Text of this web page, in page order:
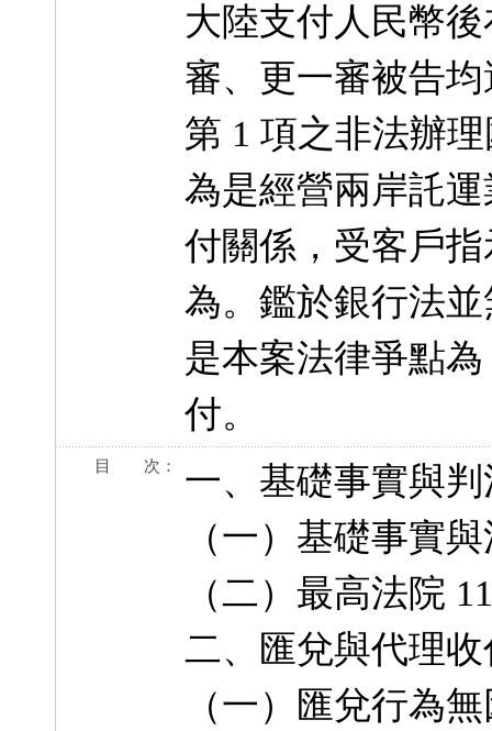
大陸支付人民幣
審、更一審被告
第 1 項之非法辦
為是經營兩岸託
付關係，受客戶
為。鑑於銀行法
是本案法律爭點
付。
目 次：
一、基礎事實與
（一）基礎事實
（二）最高法院
二、匯兌與代理
（一）匯兌行為